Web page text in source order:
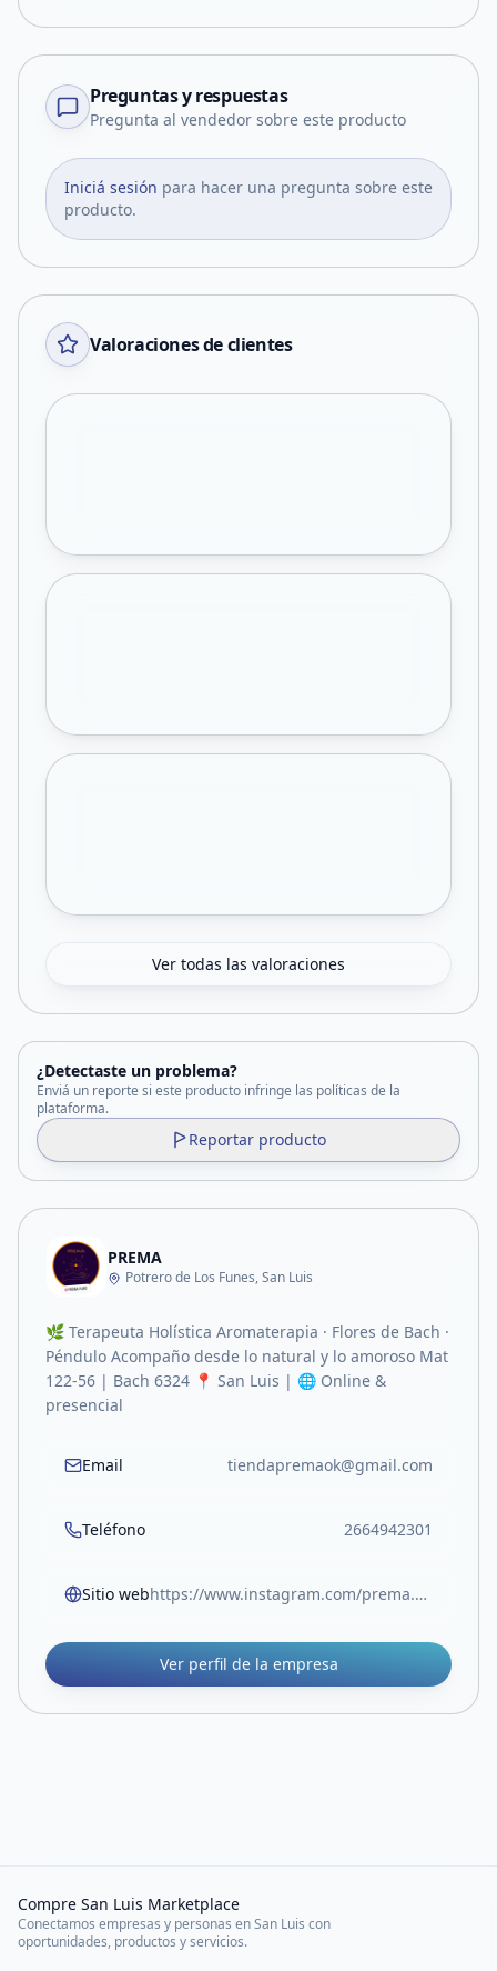
Preguntas y respuestas
Pregunta al vendedor sobre este producto
Iniciá sesión para hacer una pregunta sobre este
producto.
Valoraciones de clientes
Ver todas las valoraciones
¿Detectaste un problema?
Enviá un reporte si este producto infringe las políticas de la
plataforma.
Reportar producto
PREMA
Potrero de Los Funes, San Luis
🌿 Terapeuta Holística Aromaterapia · Flores de Bach ·
Péndulo Acompaño desde lo natural y lo amoroso Mat
122-56 | Bach 6324 📍 San Luis | 🌐 Online &
presencial
Email tiendapremaok@gmail.com
Teléfono 2664942301
Sitio web https://www.instagram.com/prema.puro/
Ver perfil de la empresa
Compre San Luis Marketplace
Conectamos empresas y personas en San Luis con
oportunidades, productos y servicios.